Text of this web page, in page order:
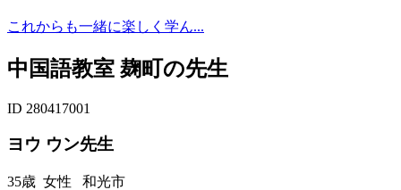
これからも一緒に楽しく学ん...
中国語教室 麹町の先生
ID 280417001
ヨウ ウン先生
35歳 女性 和光市